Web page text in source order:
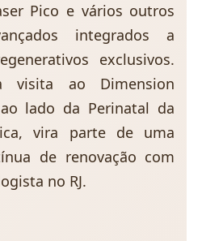
Pico e vários outros
integrados a
exclusivos.
visita ao Dimension
lado da Perinatal da
vira parte de uma
de renovação com
no RJ.